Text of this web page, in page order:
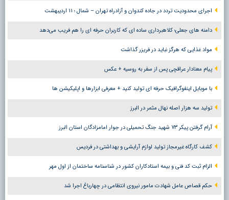
اجرای محدودیت تردد در جاده کندوان و آزادراه تهران – شمال ؛ ١١ اردیبهشت
دامنه های جعلی؛ کلاهبرداری ساده ای که کاربران حرفه ای را هم فریب می‌دهد
مواد غذایی که هرگز نباید در فریزر گذاشت
پیام معنادار عراقچی پس از سفر به روسیه + عکس
با موبایل اینفوگرافیک حرفه ای تولید کنید + معرفی ابزارها و اپلیکیشن ها
تولید سه هزار اصله نهال مثمر در البرز
آرام گرفتن پیکر ۷۳ شهید جنگ تحمیلی در جوار امامزادگان استان البرز
کشف کارگاه غیرمجاز تولید لوازم آرایشی و بهداشتی در فردیس
الزام ثبت کد فنی و بیمه استادکاران کشور در شناسنامه ساختمان از اول مهر
حکم قصاص عامل شهادت مامور نیروی انتظامی در چهارباغ اجرا شد